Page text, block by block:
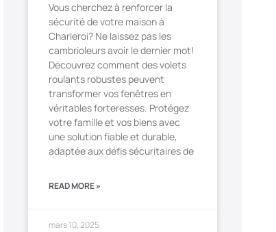
Vous cherchez à renforcer la
sécurité de votre maison à
Charleroi? Ne laissez pas les
cambrioleurs avoir le dernier mot!
Découvrez comment des volets
roulants robustes peuvent
transformer vos fenêtres en
véritables forteresses. Protégez
votre famille et vos biens avec
une solution fiable et durable,
adaptée aux défis sécuritaires de
READ MORE »
mars 10, 2025